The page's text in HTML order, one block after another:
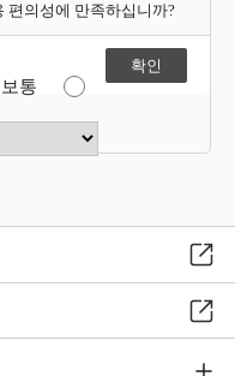
편의성에 만족하십니까?
보통